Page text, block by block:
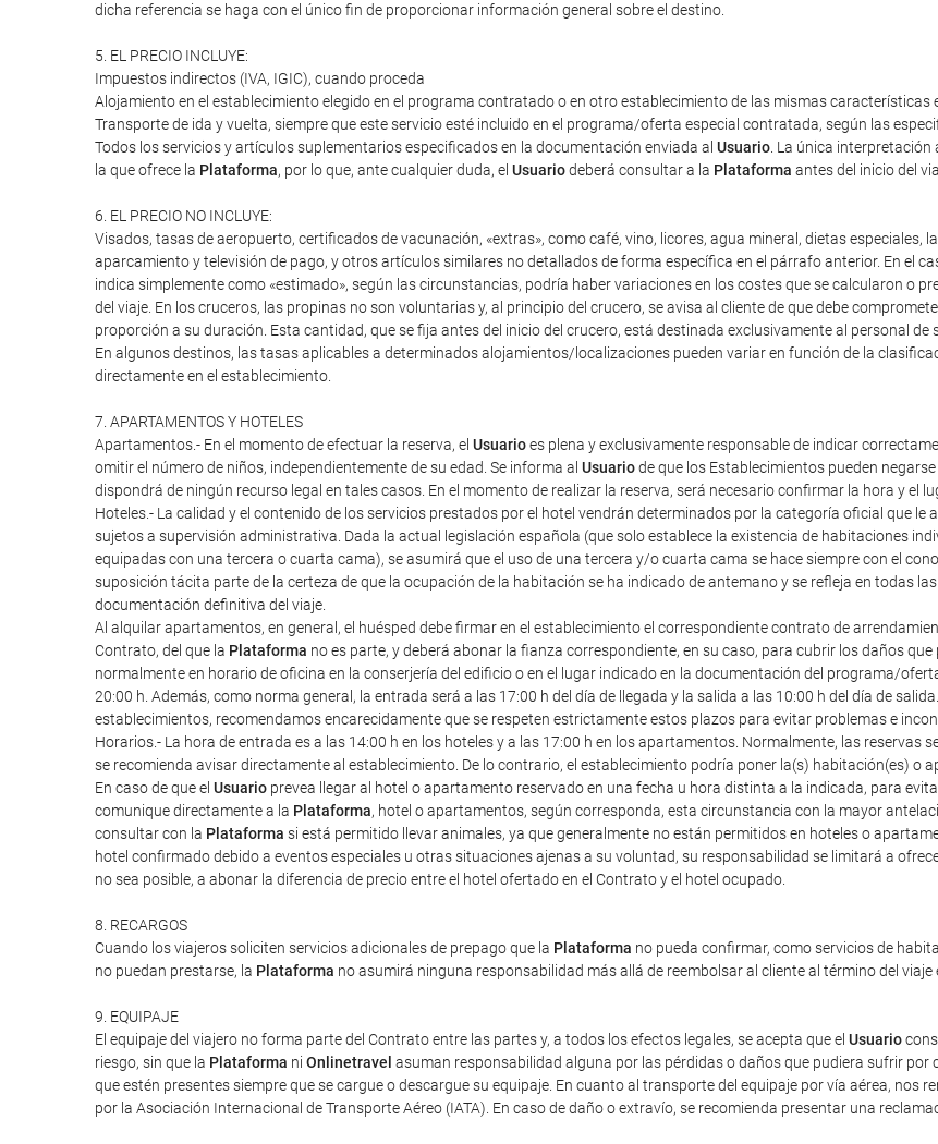
dicha referencia se haga con el único fin de proporcionar información general sobre el destino.
5. EL PRECIO INCLUYE:
Impuestos indirectos (IVA, IGIC), cuando proceda
Alojamiento en el establecimiento elegido en el programa contratado o en otro establecimiento de las mismas características
Transporte de ida y vuelta, siempre que este servicio esté incluido en el programa/oferta especial contratada, según las
Todos los servicios y artículos suplementarios especificados en la documentación enviada al Usuario . La única
la que ofrece la Plataforma, por lo que, ante cualquier duda, el Usuariodeberá consultar a la Plataforma antes del inicio del
6. EL PRECIO NO INCLUYE:
Visados, tasas de aeropuerto, certificados de vacunación, «extras», como café, vino, licores, agua mineral, dietas especiales,
aparcamiento y televisión de pago, y otros artículos similares no detallados de forma específica en el párrafo anterior. En el
indica simplemente como «estimado», según las circunstancias, podría haber variaciones en los costes que se calcularon o
del viaje. En los cruceros, las propinas no son voluntarias y, al principio del crucero, se avisa al cliente de que debe
proporción a su duración. Esta cantidad, que se fija antes del inicio del crucero, está destinada exclusivamente al personal de
En algunos destinos, las tasas aplicables a determinados alojamientos/localizaciones pueden variar en función de la
directamente en el establecimiento.
7. APARTAMENTOS Y HOTELES
Apartamentos.- En el momento de efectuar la reserva, el Usuarioes plena y exclusivamente responsable de indicar
omitir el número de niños, independientemente de su edad. Se informa al Usuariode que los Establecimientos pueden
dispondrá de ningún recurso legal en tales casos. En el momento de realizar la reserva, será necesario confirmar la hora y el
Hoteles.- La calidad y el contenido de los servicios prestados por el hotel vendrán determinados por la categoría oficial que
sujetos a supervisión administrativa. Dada la actual legislación española (que solo establece la existencia de habitaciones
equipadas con una tercera o cuarta cama), se asumirá que el uso de una tercera y/o cuarta cama se hace siempre con el
suposición tácita parte de la certeza de que la ocupación de la habitación se ha indicado de antemano y se refleja en todas
documentación definitiva del viaje.
Al alquilar apartamentos, en general, el huésped debe firmar en el establecimiento el correspondiente contrato de
Contrato, del que la Plataforma no es parte, y deberá abonar la fianza correspondiente, en su caso, para cubrir los daños
normalmente en horario de oficina en la conserjería del edificio o en el lugar indicado en la documentación del programa/
20:00 h. Además, como norma general, la entrada será a las 17:00 h del día de llegada y la salida a las 10:00 h del día de
establecimientos, recomendamos encarecidamente que se respeten estrictamente estos plazos para evitar problemas e
Horarios.- La hora de entrada es a las 14:00 h en los hoteles y a las 17:00 h en los apartamentos. Normalmente, las reservas
se recomienda avisar directamente al establecimiento. De lo contrario, el establecimiento podría poner la(s) habitación(es) o
En caso de que el Usuario prevea llegar al hotel o apartamento reservado en una fecha u hora distinta a la indicada, para
comunique directamente a la Plataforma, hotel o apartamentos, según corresponda, esta circunstancia con la mayor
consultar con la Plataforma si está permitido llevar animales, ya que generalmente no están permitidos en hoteles o
hotel confirmado debido a eventos especiales u otras situaciones ajenas a su voluntad, su responsabilidad se limitará a
no sea posible, a abonar la diferencia de precio entre el hotel ofertado en el Contrato y el hotel ocupado.
8. RECARGOS
Cuando los viajeros soliciten servicios adicionales de prepago que la Plataforma no pueda confirmar, como servicios de
no puedan prestarse, la Plataforma no asumirá ninguna responsabilidad más allá de reembolsar al cliente al término del
9. EQUIPAJE
El equipaje del viajero no forma parte del Contrato entre las partes y, a todos los efectos legales, se acepta que el Usuario
riesgo, sin que la Plataforma ni Onlinetravel asuman responsabilidad alguna por las pérdidas o daños que pudiera sufrir por
que estén presentes siempre que se cargue o descargue su equipaje. En cuanto al transporte del equipaje por vía aérea, nos
por la Asociación Internacional de Transporte Aéreo (IATA). En caso de daño o extravío, se recomienda presentar una